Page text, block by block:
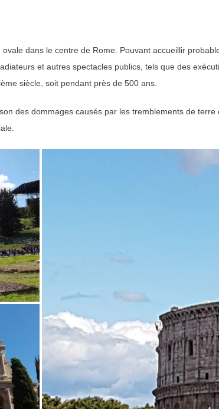
dans le centre de Rome. Pouvant accueillir
et autres spectacles publics, tels que des
siècle, soit pendant près de 500 ans.
des dommages causés par les tremblements de